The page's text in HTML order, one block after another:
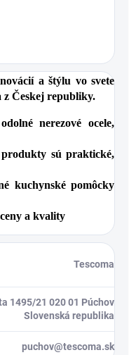
a štýlu vo svete
z Českej republiky.
nerezové ocele,
sú praktické,
kuchynské pomôcky
a kvality
Tescoma
1495/21 020 01 Púchov
Slovenská republika
puchov@tescoma.sk